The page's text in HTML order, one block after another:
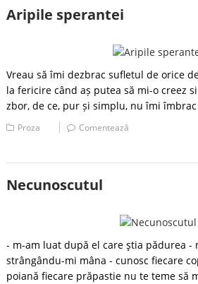
Aripile sperantei
Vreau să îmi dezbrac sufletul de orice
la fericire când aș putea să mi-o creez
zbor, de ce, pur și simplu, nu îmi
Proza Comentează
Necunoscutul
- m-am luat după el care ştia pădurea -
strângându-mi mâna - cunosc fiecare
poiană fiecare prăpastie nu te teme să